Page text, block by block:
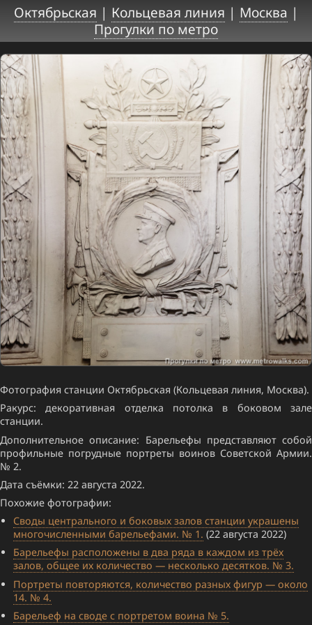
Октябрьская | Кольцевая линия | Москва |
Прогулки по метро
Фотография станции Октябрьская (Кольцевая линия, Москва).
Ракурс: декоративная отделка потолка в боковом зале
станции.
Дополнительное описание: Барельефы представляют собой
профильные погрудные портреты воинов Советской Армии.
№ 2.
Дата съёмки: 22 августа 2022.
Похожие фотографии:
Своды центрального и боковых залов станции украшены
многочисленными барельефами. № 1. (22 августа 2022)
Барельефы расположены в два ряда в каждом из трёх
залов, общее их количество — несколько десятков. № 3.
Портреты повторяются, количество разных фигур — около
14. № 4.
Барельеф на своде с портретом воина № 5.